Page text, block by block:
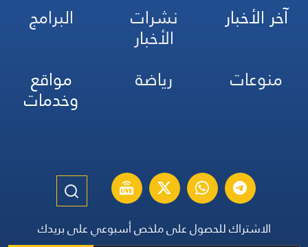
آخر الأخبار نشرات
الأخبار
البرامج
منوعات
رياضة مواقع
وخدمات
الاشتراك للحصول على ملخص أسبوعي على بريدك